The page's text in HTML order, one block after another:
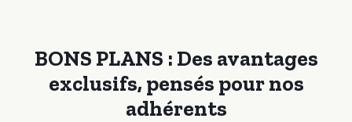
BONS PLANS : Des avantages
exclusifs, pensés pour nos
adhérents